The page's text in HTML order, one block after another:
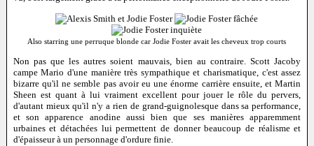
Also starring une perruque blonde car Jodie Foster avait les cheveux trop courts
Non pas que les autres soient mauvais, bien au contraire. Scott Jacoby
campe Mario d'une manière très sympathique et charismatique, c'est assez
bizarre qu'il ne semble pas avoir eu une énorme carrière ensuite, et Martin
Sheen est quant à lui vraiment excellent pour jouer le rôle du pervers,
d'autant mieux qu'il n'y a rien de grand-guignolesque dans sa performance,
et son apparence anodine aussi bien que ses manières apparemment
urbaines et détachées lui permettent de donner beaucoup de réalisme et
d'épaisseur à un personnage d'ordure finie.